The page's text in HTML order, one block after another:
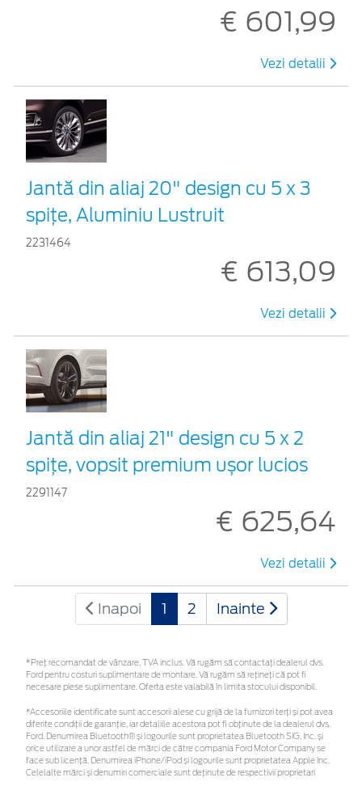
€ 601,99
Vezi detalii
Jantă din aliaj 20" design cu 5 x 3
spițe, Aluminiu Lustruit
2231464
€ 613,09
Vezi detalii
Jantă din aliaj 21" design cu 5 x 2
spițe, vopsit premium ușor lucios
2291147
€ 625,64
Vezi detalii
Inapoi 1 2 Inainte
*Preţ recomandat de vânzare, TVA inclus. Vă rugăm să contactaţi dealerul dvs.
Ford pentru costuri suplimentare de montare. Vă rugăm să rețineți că pot fi
necesare piese suplimentare. Oferta este valabilă în limita stocului disponibil.
*Accesoriile identificate sunt accesorii alese cu grijă de la furnizori terți și pot avea
diferite condiții de garanție, iar detaliile acestora pot fi obținute de la dealerul dvs.
Ford. Denumirea Bluetooth® și logourile sunt proprietatea Bluetooth SIG, Inc. și
orice utilizare a unor astfel de mărci de către compania Ford Motor Company se
face sub licență. Denumirea iPhone/iPod și logourile sunt proprietatea Apple Inc.
Celelalte mărci și denumiri comerciale sunt deținute de respectivii proprietari